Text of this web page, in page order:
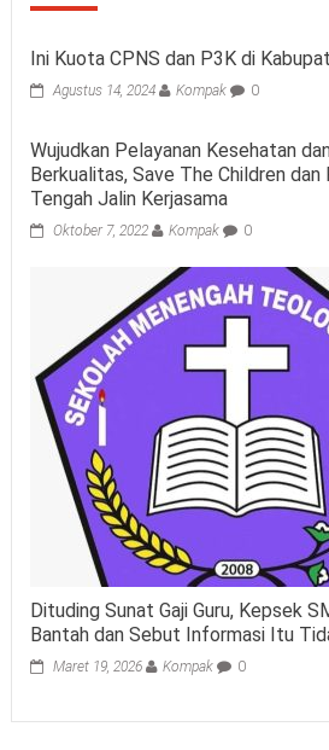
Ini Kuota CPNS dan P3K di
Agustus 14, 2024 Kompak 0
Wujudkan Pelayanan Kesehatan
Berkualitas, Save The Children dan
Tengah Jalin Kerjasama
Oktober 7, 2022 Kompak 0
Dituding Sunat Gaji Guru, Kepsek
Bantah dan Sebut Informasi Itu
Maret 19, 2026 Kompak 0